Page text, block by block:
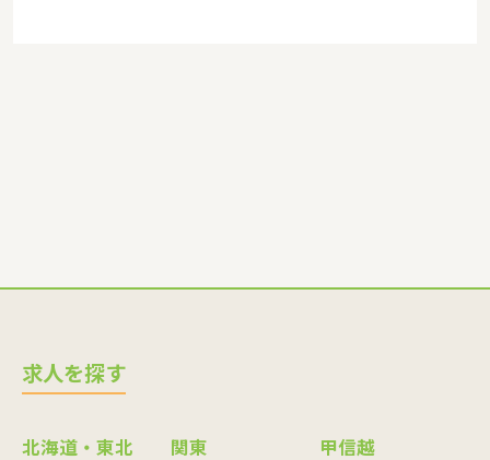
求人を探す
北海道・東北 関東 甲信越